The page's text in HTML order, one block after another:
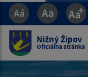
Nižný Žipov
Oficiálna stránka